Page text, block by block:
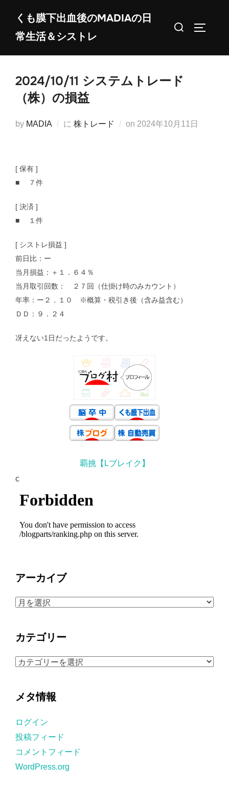
くも膜下出血後のMADIAの日
常生活＆シストレ
検
2024/10/11 システムトレード
（株）の損益
by MADIA に 株トレード on 投
2024年10月11日
[ 保有 ]
■ ７件
[ 決済 ]
■ １件
[ シストレ損益 ]
前日比：ー
当月損益：＋１．６４％
当月取引回数： ２７回（仕掛け時のみカウント）
年率：ー２．１０ ※概算・税引き後（含み益含む）
ＤＤ：９．２４
冴えない1日だったようです。
覇挑【Lブレイク】
c
アーカイブ
ア
ブ
カテゴリー
カ
ー
メタ情報
ログイン
投稿フィード
コメントフィード
WordPress.org